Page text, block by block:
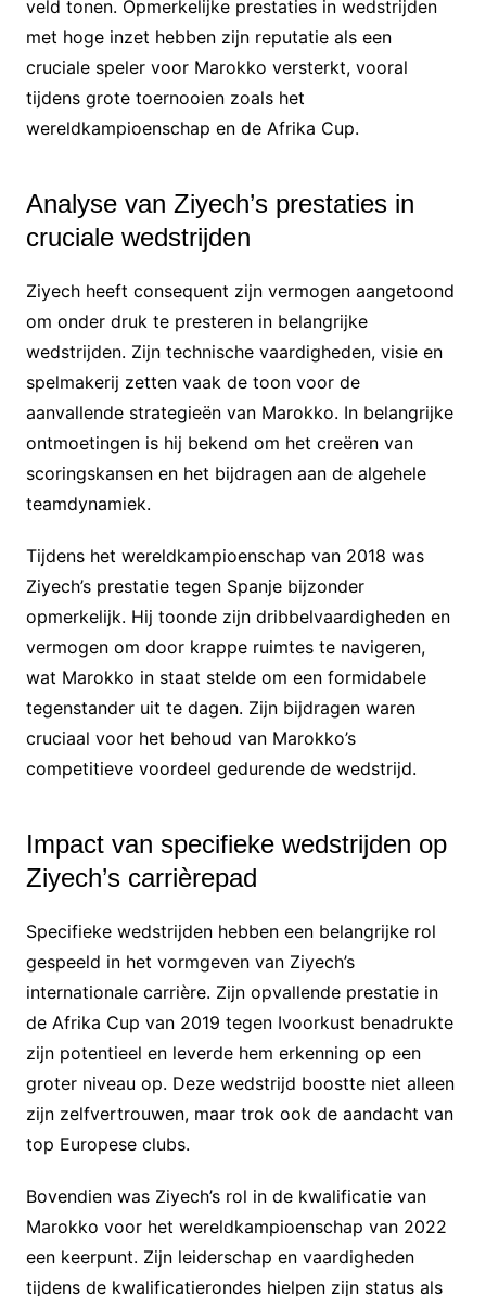
veld tonen. Opmerkelijke prestaties in wedstrijden
met hoge inzet hebben zijn reputatie als een
cruciale speler voor Marokko versterkt, vooral
tijdens grote toernooien zoals het
wereldkampioenschap en de Afrika Cup.
Analyse van Ziyech’s prestaties in
cruciale wedstrijden
Ziyech heeft consequent zijn vermogen aangetoond
om onder druk te presteren in belangrijke
wedstrijden. Zijn technische vaardigheden, visie en
spelmakerij zetten vaak de toon voor de
aanvallende strategieën van Marokko. In belangrijke
ontmoetingen is hij bekend om het creëren van
scoringskansen en het bijdragen aan de algehele
teamdynamiek.
Tijdens het wereldkampioenschap van 2018 was
Ziyech’s prestatie tegen Spanje bijzonder
opmerkelijk. Hij toonde zijn dribbelvaardigheden en
vermogen om door krappe ruimtes te navigeren,
wat Marokko in staat stelde om een formidabele
tegenstander uit te dagen. Zijn bijdragen waren
cruciaal voor het behoud van Marokko’s
competitieve voordeel gedurende de wedstrijd.
Impact van specifieke wedstrijden op
Ziyech’s carrièrepad
Specifieke wedstrijden hebben een belangrijke rol
gespeeld in het vormgeven van Ziyech’s
internationale carrière. Zijn opvallende prestatie in
de Afrika Cup van 2019 tegen Ivoorkust benadrukte
zijn potentieel en leverde hem erkenning op een
groter niveau op. Deze wedstrijd boostte niet alleen
zijn zelfvertrouwen, maar trok ook de aandacht van
top Europese clubs.
Bovendien was Ziyech’s rol in de kwalificatie van
Marokko voor het wereldkampioenschap van 2022
een keerpunt. Zijn leiderschap en vaardigheden
tijdens de kwalificatierondes hielpen zijn status als